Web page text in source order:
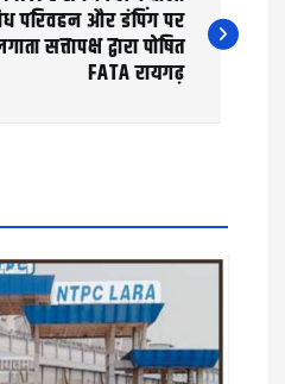
परिवहन और डंपिंग पर
सत्तापक्ष द्वारा पोषित
FATA रायगढ़